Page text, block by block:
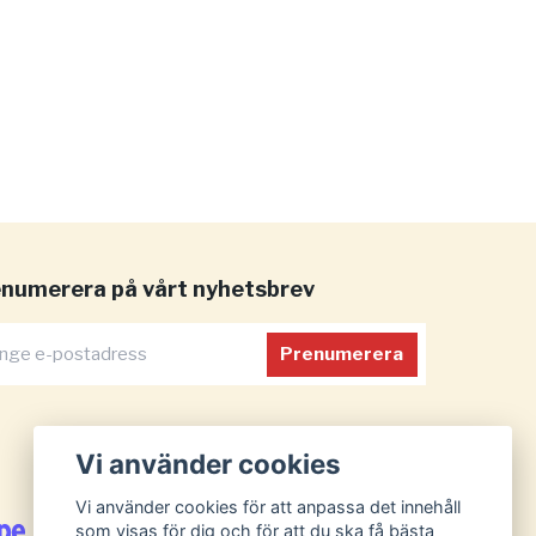
på vårt nyhetsbrev
Prenumerera
Vi använder cookies
Vi använder cookies för att anpassa det innehåll
som visas för dig och för att du ska få bästa